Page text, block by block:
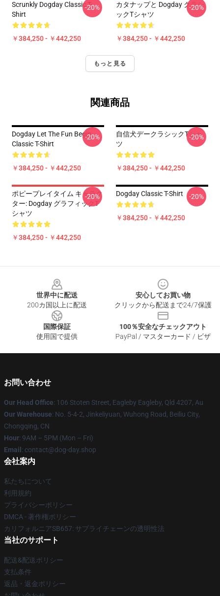
Scrunkly Dogday Classic T-
Shirt
￥384,250 - ￥442,250
-20%
カタナップと Dogday クラシ
ックTシャツ
￥384,250 - ￥442,250
-20%
もっと見る
関連商品
Dogday Let The Fun Begin
Classic T-Shirt
￥384,250 - ￥442,250
-20%
自信犬デークラシックTシャ
ツ
￥384,250 - ￥442,250
-20%
ポピープレイタイム キャラク
ター: Dogday グラフィックT
シャツ
￥384,250 - ￥442,250
-20% Dogday Classic T-Shirt
￥384,250 - ￥442,250
-20%
世界中に配送
200カ国以上に配送
安心してお買い物
クリックから配送まで24/7保護
国際保証
使用国で提供
100％安全なチェックアウト
PayPal / マスターカード / ビザ
お問い合わせ
Our Head Office: 106 Stoten Street, Eagleby Eagleby, Qld 4207, Au
Our Warehouse: No. 5-4-2, Jinkeliyuan, Wuhong Road, Beiliu City,
Chongqing, CN
Hour: 9AM – 5PM (Mon – Fri)
Email : contact@dog-day.shop
会社案内
私たちについて
利用規約
プライバシーポリシー
DMCA - 著作権ポリシー
カリフォルニアSB657: サプライチェーンの透明性法
当社のサポート
配送&配送ポリシー
支払条件
返品・返金ポリシー